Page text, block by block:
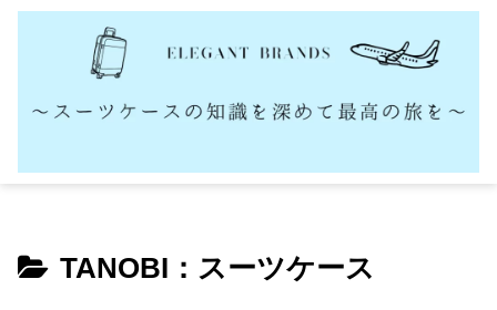
TANOBI：スーツケース